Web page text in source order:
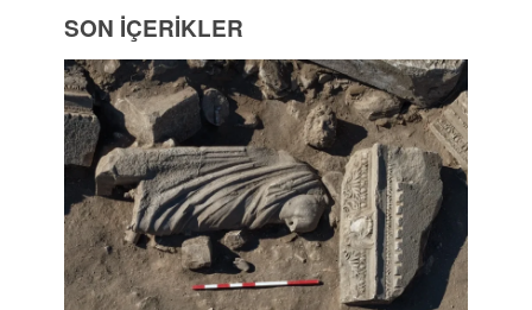
SON İÇERİKLER